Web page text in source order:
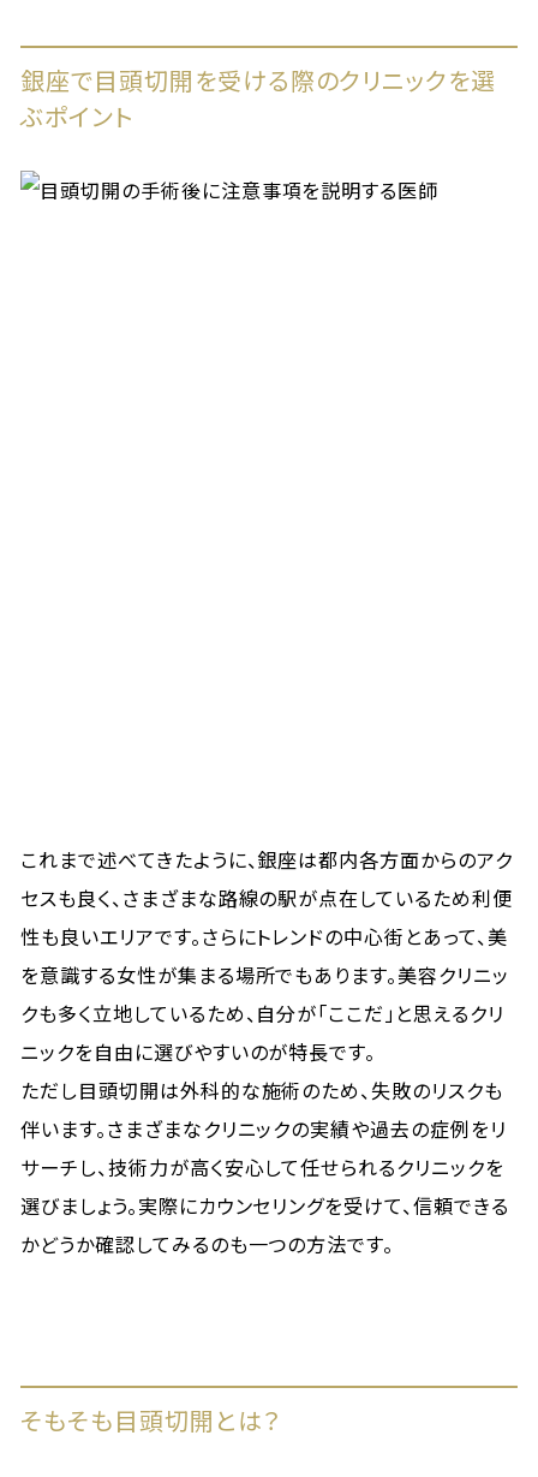
銀座で目頭切開を受ける際のクリニックを選
ぶポイント
これまで述べてきたように、銀座は都内各方面からのアク
セスも良く、さまざまな路線の駅が点在しているため利便
性も良いエリアです。さらにトレンドの中心街とあって、美
を意識する女性が集まる場所でもあります。美容クリニッ
クも多く立地しているため、自分が「ここだ」と思えるクリ
ニックを自由に選びやすいのが特長です。
ただし目頭切開は外科的な施術のため、失敗のリスクも
伴います。さまざまなクリニックの実績や過去の症例をリ
サーチし、技術力が高く安心して任せられるクリニックを
選びましょう。実際にカウンセリングを受けて、信頼できる
かどうか確認してみるのも一つの方法です。
そもそも目頭切開とは？